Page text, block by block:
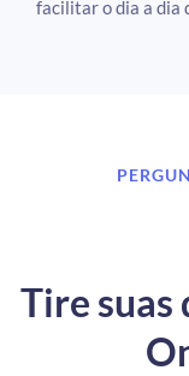
facilitar o dia a dia
Tire suas